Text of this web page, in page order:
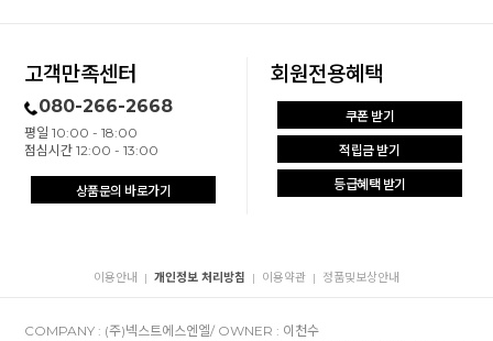
고객만족센터
080-266-2668
평일 10:00 - 18:00
점심시간 12:00 - 13:00
상품문의 바로가기
회원전용혜택
쿠폰 받기
적립금 받기
등급혜택 받기
이용안내 | 개인정보 처리방침 | 이용약관 | 정품및보상안내
COMPANY : (주)넥스트에스엔엘/ OWNER : 이천수